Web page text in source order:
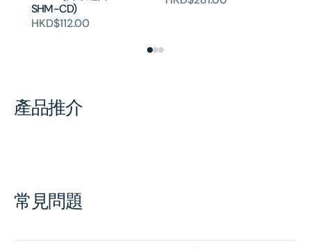
SHM-CD)
HKD$112.00
產品推介
常見問題